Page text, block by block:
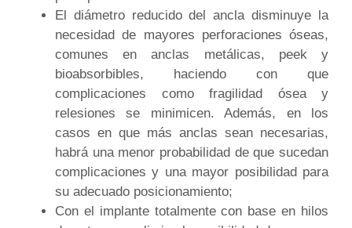
El diámetro reducido del ancla disminuye la
necesidad de mayores perforaciones óseas,
comunes en anclas metálicas, peek y
bioabsorbibles, haciendo con que
complicaciones como fragilidad ósea y
relesiones se minimicen. Además, en los
casos en que más anclas sean necesarias,
habrá una menor probabilidad de que sucedan
complicaciones y una mayor posibilidad para
su adecuado posicionamiento;
Con el implante totalmente con base en hilos